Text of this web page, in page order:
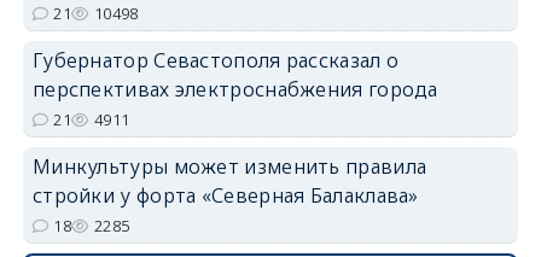
21 10498
Губернатор Севастополя рассказал о
перспективах электроснабжения города
21 4911
Минкультуры может изменить правила
стройки у форта «Северная Балаклава»
18 2285